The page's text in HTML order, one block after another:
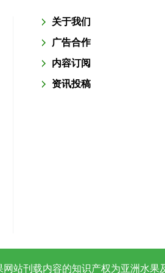
关于我们
广告合作
内容订阅
资讯投稿
网站刊载内容的知识产权为亚洲水果